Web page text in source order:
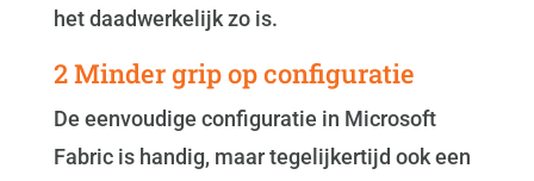
het daadwerkelijk zo is.
2 Minder grip op configuratie
De eenvoudige configuratie in Microsoft
Fabric is handig, maar tegelijkertijd ook een